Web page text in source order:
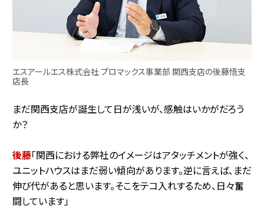
エスアールエス株式会社 プロマックス事業部 関西支店の後藤悟支
店長
まだ関西支店が誕生して日が浅いが、感触はいかがだろう
か？
後藤「関西における弊社のイメージはアタッチメントが強く、
ユニットハウスはまだ弱い傾向があります。逆に言えば、まだ
伸び代があると思います。そこをテコ入れするため、日々奮
闘しています」